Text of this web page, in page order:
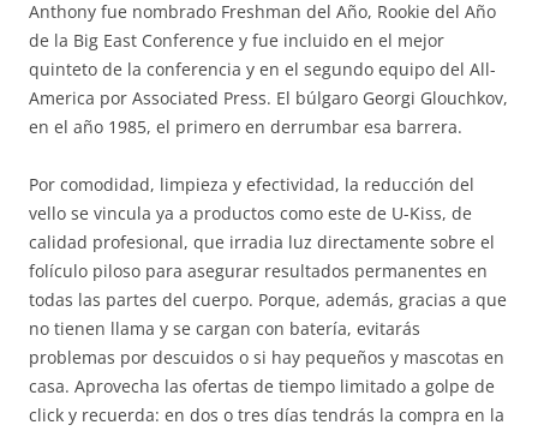
Anthony fue nombrado Freshman del Año, Rookie del Año
de la Big East Conference y fue incluido en el mejor
quinteto de la conferencia y en el segundo equipo del All-
America por Associated Press. El búlgaro Georgi Glouchkov,
en el año 1985, el primero en derrumbar esa barrera.
Por comodidad, limpieza y efectividad, la reducción del
vello se vincula ya a productos como este de U-Kiss, de
calidad profesional, que irradia luz directamente sobre el
folículo piloso para asegurar resultados permanentes en
todas las partes del cuerpo. Porque, además, gracias a que
no tienen llama y se cargan con batería, evitarás
problemas por descuidos o si hay pequeños y mascotas en
casa. Aprovecha las ofertas de tiempo limitado a golpe de
click y recuerda: en dos o tres días tendrás la compra en la